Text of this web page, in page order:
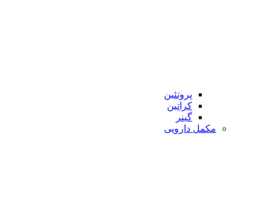
پروتئین
کراتین
گینر
مکمل دارویی